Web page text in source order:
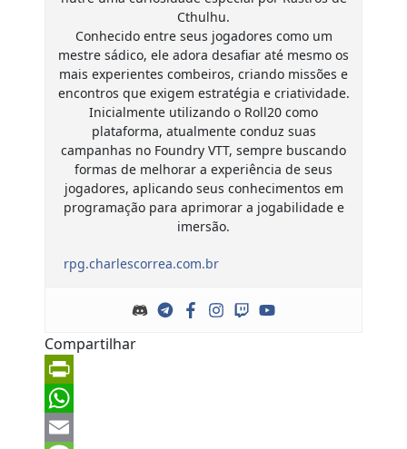
Cthulhu.
Conhecido entre seus jogadores como um
mestre sádico, ele adora desafiar até mesmo os
mais experientes combeiros, criando missões e
encontros que exigem estratégia e criatividade.
Inicialmente utilizando o Roll20 como
plataforma, atualmente conduz suas
campanhas no Foundry VTT, sempre buscando
formas de melhorar a experiência de seus
jogadores, aplicando seus conhecimentos em
programação para aprimorar a jogabilidade e
imersão.
rpg.charlescorrea.com.br
Compartilhar
PrintFriendly
WhatsApp